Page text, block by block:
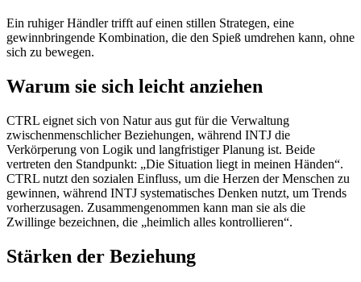
Ein ruhiger Händler trifft auf einen stillen Strategen, eine
gewinnbringende Kombination, die den Spieß umdrehen kann, ohne
sich zu bewegen.
Warum sie sich leicht anziehen
CTRL eignet sich von Natur aus gut für die Verwaltung
zwischenmenschlicher Beziehungen, während INTJ die
Verkörperung von Logik und langfristiger Planung ist. Beide
vertreten den Standpunkt: „Die Situation liegt in meinen Händen“.
CTRL nutzt den sozialen Einfluss, um die Herzen der Menschen zu
gewinnen, während INTJ systematisches Denken nutzt, um Trends
vorherzusagen. Zusammengenommen kann man sie als die
Zwillinge bezeichnen, die „heimlich alles kontrollieren“.
Stärken der Beziehung